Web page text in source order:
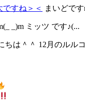
すね＞＜ まいどで
_)m ミッツ です♪(...
ちは＾＾ 12月のルル